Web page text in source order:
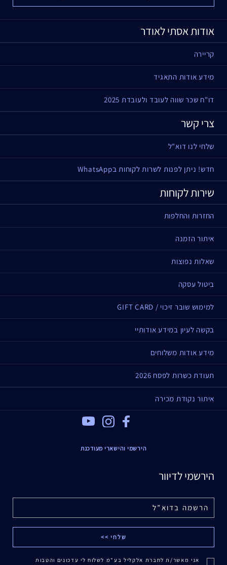
אודות אסתי לאודר
קריירה
מידע אודות התאגיד
דו"ח שכר שווה לעובד ולעובדת 2025
צרי קשר
שלחי לנו דוא"ל
חדש! ניתן לפנות לשרות לקוחות בWhatsApp
שירות לקוחות
החזרות והחלפות
איתור הזמנה
שאלות נפוצות
ביטול עסקה
למימוש שובר זיכוי / GIFT CARD
בקשה לעיון במידע אודותיי
מידע אודות משלוחים
תעודת כשרות לפסח 2026
איתור נקודת מכירה
Facebook
הירשמי והישארי מעודכנת
הירשמי לדיוור
אני מאשר/ת לחברת אלקליל בע"מ לשלוח לי עדכונים והטבות